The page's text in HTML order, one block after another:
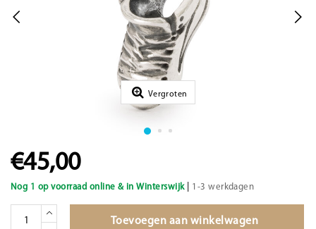
Vergroten
€45,00
Nog 1 op voorraad online & in Winterswijk| 1-3 werkdagen
Toevoegen aan winkelwagen